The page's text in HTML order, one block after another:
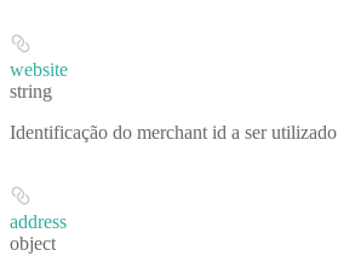
website
string
Identificação do merchant id a ser utilizado
address
object